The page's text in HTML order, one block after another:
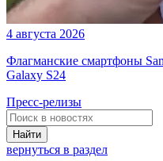
4 августа 2026
Флагманские смартфоны
Galaxy S24
Пресс-релизы
Найти
вернуться в раздел